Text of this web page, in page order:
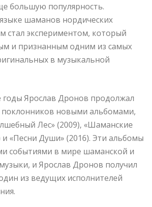
большую популярность.
шаманов нордических
стал экспериментом, который
и признанным одним из самых
в музыкальной
Ярослав Дронов продолжал
поклонников новыми альбомами,
Лес» (2009), «Шаманские
и «Песни Души» (2016). Эти альбомы
событиями в мире шаманской и
и Ярослав Дронов получил
из ведущих исполнителей